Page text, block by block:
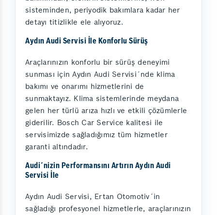
sisteminden, periyodik bakımlara kadar her
detayı titizlikle ele alıyoruz.
Aydın Audi Servisi İle Konforlu Sürüş
Araçlarınızın konforlu bir sürüş deneyimi
sunması için Aydın Audi Servisi´nde klima
bakımı ve onarımı hizmetlerini de
sunmaktayız. Klima sistemlerinde meydana
gelen her türlü arıza hızlı ve etkili çözümlerle
giderilir. Bosch Car Service kalitesi ile
servisimizde sağladığımız tüm hizmetler
garanti altındadır.
Audi´nizin Performansını Artırın Aydın Audi
Servisi İle
Aydın Audi Servisi, Ertan Otomotiv´in
sağladığı profesyonel hizmetlerle, araçlarınızın